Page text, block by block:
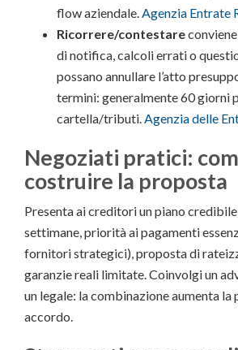
flow aziendale.Agenzia Entrate
Ricorrere/contestare
di notifica, calcoli errati o
possano annullare l’atto
termini: generalmente 60 giorni
cartella/tributi.Agenzia delle
Negoziati pratici:
costruire la proposta
Presenta ai creditori un piano
settimane, priorità ai pagamenti
fornitori strategici), proposta di
garanzie reali limitate. Coinvolgi un
un legale: la combinazione aumenta
accordo.